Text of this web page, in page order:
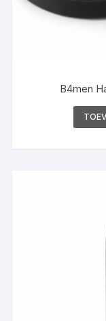
B4men